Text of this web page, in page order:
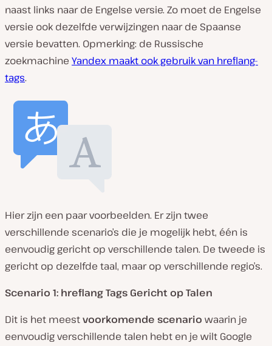
naast links naar de Engelse versie. Zo moet de Engelse
versie ook dezelfde verwijzingen naar de Spaanse
versie bevatten. Opmerking: de Russische
zoekmachine Yandex maakt ook gebruik van hreflang-
tags.
Hier zijn een paar voorbeelden. Er zijn twee
verschillende scenario’s die je mogelijk hebt, één is
eenvoudig gericht op verschillende talen. De tweede is
gericht op dezelfde taal, maar op verschillende regio’s.
Scenario 1: hreflang Tags Gericht op Talen
Dit is het meestvoorkomende scenario waarin je
eenvoudig verschillende talen hebt en je wilt Google